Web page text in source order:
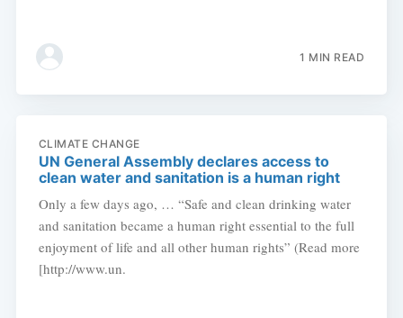
1 MIN READ
CLIMATE CHANGE
UN General Assembly declares access to
clean water and sanitation is a human right
Only a few days ago, … “Safe and clean drinking water
and sanitation became a human right essential to the full
enjoyment of life and all other human rights” (Read more
[http://www.un.